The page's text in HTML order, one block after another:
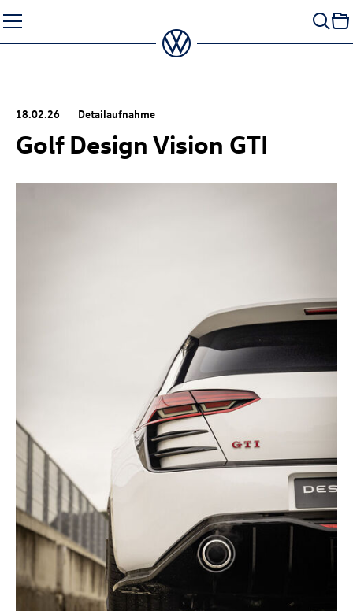
Seiteninhalt
springen
18.02.26 Detailaufnahme
Golf Design Vision GTI